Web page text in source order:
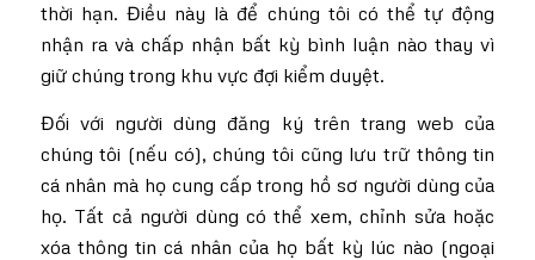
thời hạn. Điều này là để chúng tôi có thể tự động
nhận ra và chấp nhận bất kỳ bình luận nào thay vì
giữ chúng trong khu vực đợi kiểm duyệt.
Đối với người dùng đăng ký trên trang web của
chúng tôi (nếu có), chúng tôi cũng lưu trữ thông tin
cá nhân mà họ cung cấp trong hồ sơ người dùng của
họ. Tất cả người dùng có thể xem, chỉnh sửa hoặc
xóa thông tin cá nhân của họ bất kỳ lúc nào (ngoại